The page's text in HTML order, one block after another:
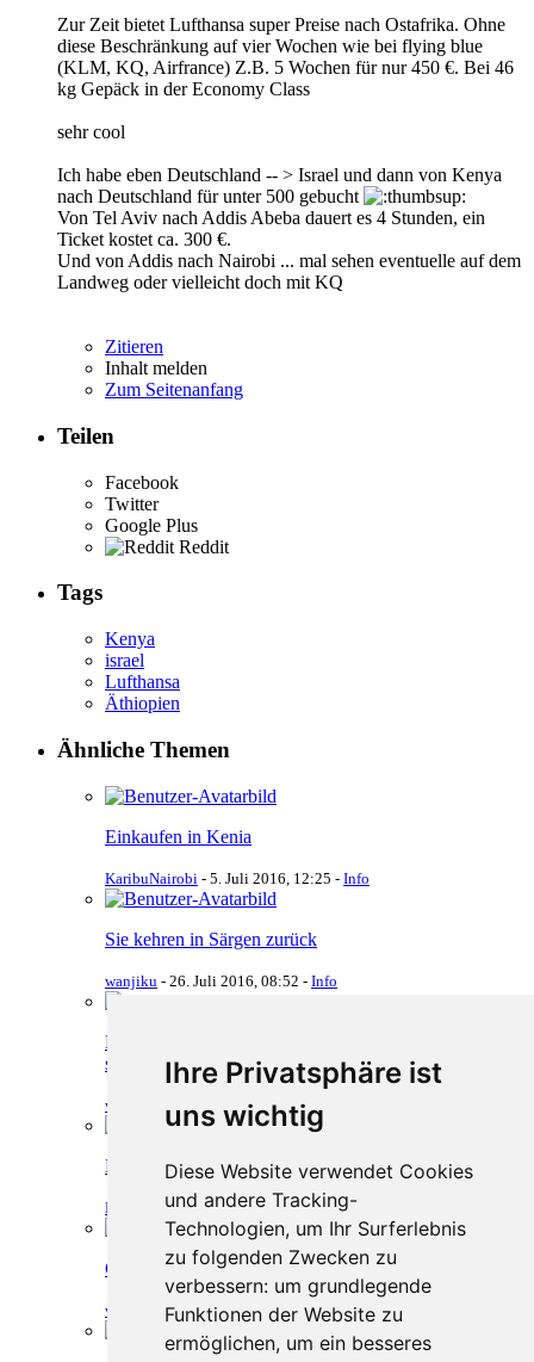
Ihre Privatsphäre ist
uns wichtig
Diese Website verwendet Cookies
und andere Tracking-
Technologien, um Ihr Surferlebnis
zu folgenden Zwecken zu
verbessern: um grundlegende
Funktionen der Website zu
ermöglichen, um ein besseres
Zur Zeit bietet Lufthansa super Preise nach Ostafrika. Ohne
diese Beschränkung auf vier Wochen wie bei flying blue
(KLM, KQ, Airfrance) Z.B. 5 Wochen für nur 450 €. Bei 46
kg Gepäck in der Economy Class
sehr cool
Ich habe eben Deutschland -- > Israel und dann von Kenya
nach Deutschland für unter 500 gebucht
Von Tel Aviv nach Addis Abeba dauert es 4 Stunden, ein
Ticket kostet ca. 300 €.
Und von Addis nach Nairobi ... mal sehen eventuelle auf dem
Landweg oder vielleicht doch mit KQ
Zitieren
Inhalt melden
Zum Seitenanfang
Teilen
Facebook
Twitter
Google Plus
Reddit
Tags
Kenya
israel
Lufthansa
Äthiopien
Ähnliche Themen
Einkaufen in Kenia
KaribuNairobi - 5. Juli 2016, 12:25 - Info
Sie kehren in Särgen zurück
wanjiku - 26. Juli 2016, 08:52 - Info
Deutscher in Ukunda gestrandet, Kenyaner machen
sich Sorgen
wanjiku 6. Juli 2016, 09:48 -Info
Herzlich willkommen NHB.2016
Mzungu -15. Juli 2016, 12:23-Willkommen
China fordert Sitze im kenyanischen Parlament
wanjiku -11. Juli 2016, 15:25 -Info